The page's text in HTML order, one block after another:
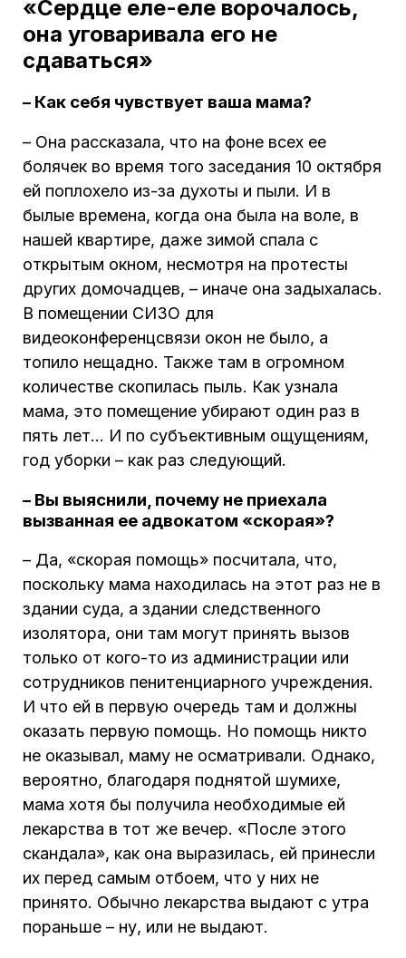
«Сердце еле-еле ворочалось,
она уговаривала его не
сдаваться»
– Как себя чувствует ваша мама?
– Она рассказала, что на фоне всех ее
болячек во время того заседания 10 октября
ей поплохело из-за духоты и пыли. И в
былые времена, когда она была на воле, в
нашей квартире, даже зимой спала с
открытым окном, несмотря на протесты
других домочадцев, – иначе она задыхалась.
В помещении СИЗО для
видеоконференцсвязи окон не было, а
топило нещадно. Также там в огромном
количестве скопилась пыль. Как узнала
мама, это помещение убирают один раз в
пять лет… И по субъективным ощущениям,
год уборки – как раз следующий.
– Вы выяснили, почему не приехала
вызванная ее адвокатом «скорая»?
– Да, «скорая помощь» посчитала, что,
поскольку мама находилась на этот раз не в
здании суда, а здании следственного
изолятора, они там могут принять вызов
только от кого-то из администрации или
сотрудников пенитенциарного учреждения.
И что ей в первую очередь там и должны
оказать первую помощь. Но помощь никто
не оказывал, маму не осматривали. Однако,
вероятно, благодаря поднятой шумихе,
мама хотя бы получила необходимые ей
лекарства в тот же вечер. «После этого
скандала», как она выразилась, ей принесли
их перед самым отбоем, что у них не
принято. Обычно лекарства выдают с утра
пораньше – ну, или не выдают.